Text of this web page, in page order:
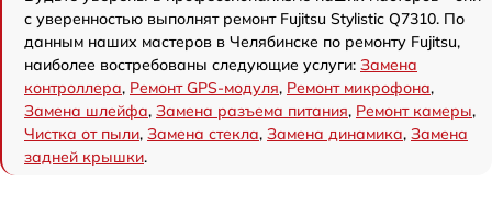
с уверенностью выполнят ремонт Fujitsu Stylistic Q7310. По
данным наших мастеров в Челябинске по ремонту Fujitsu,
наиболее востребованы следующие услуги: Замена
контроллера, Ремонт GPS-модуля, Ремонт микрофона,
Замена шлейфа, Замена разъема питания, Ремонт камеры,
Чистка от пыли, Замена стекла, Замена динамика, Замена
задней крышки.